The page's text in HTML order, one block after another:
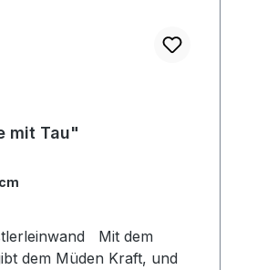
mit Tau"
Mit dem
dem Müden Kraft, und